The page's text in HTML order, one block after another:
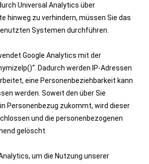
Universal Analytics über
hinweg zu verhindern, müssen Sie das
Systemen durchführen.
Google Analytics mit der
Dadurch werden IP-Adressen
eine Personenbeziehbarkeit kann
werden. Soweit den über Sie
Personenbezug zukommt, wird dieser
und die personenbezogenen
gelöscht.
um die Nutzung unserer